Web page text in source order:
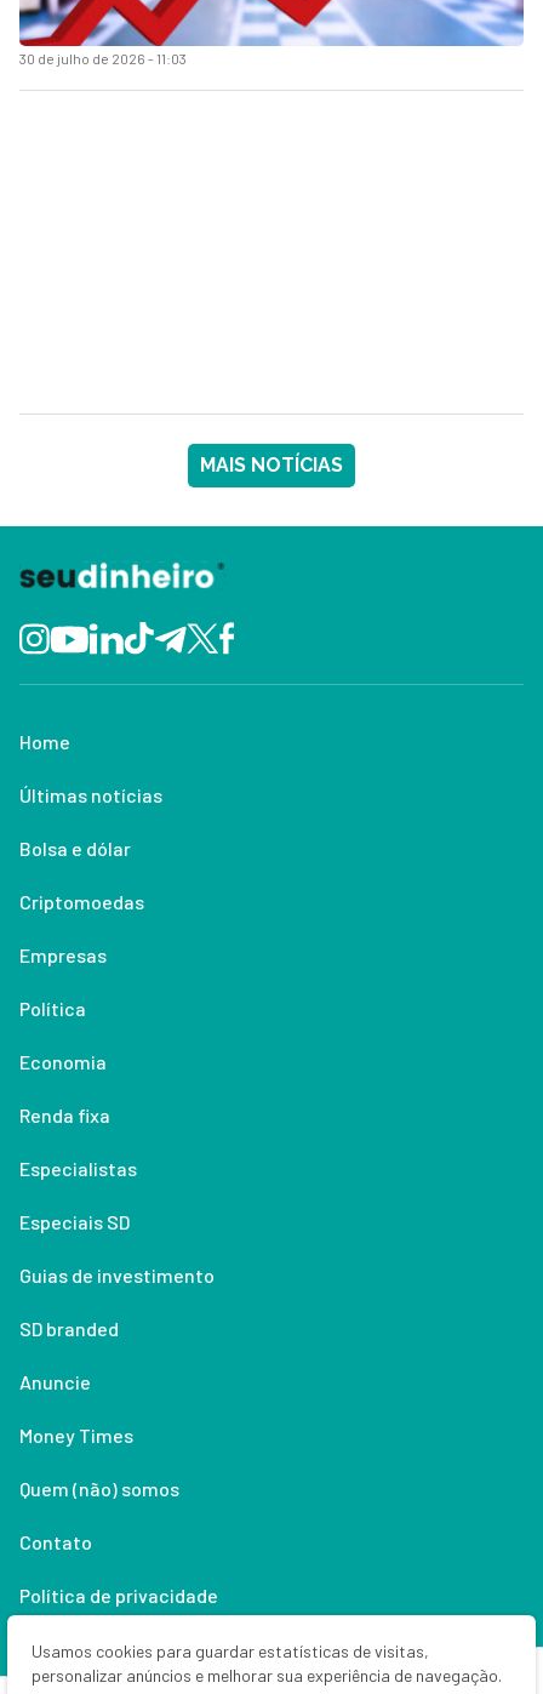
30 de julho de 2026 - 11:03
MAIS NOTÍCIAS
Home
Últimas notícias
Bolsa e dólar
Criptomoedas
Empresas
Política
Economia
Renda fixa
Especialistas
Especiais SD
Guias de investimento
SD branded
Anuncie
Money Times
Quem (não) somos
Contato
Política de privacidade
Lifestyle
Usamos cookies para guardar estatísticas de visitas,
personalizar anúncios e melhorar sua experiência de navegação.